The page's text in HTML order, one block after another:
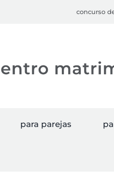
concurso
para parejas